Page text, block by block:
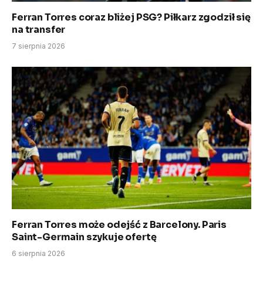
Ferran Torres coraz bliżej PSG? Piłkarz zgodził się
na transfer
7 sierpnia 2026
Ferran Torres może odejść z Barcelony. Paris
Saint-Germain szykuje ofertę
6 sierpnia 2026